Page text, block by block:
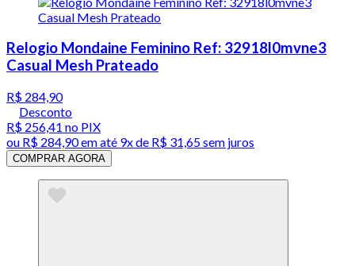
Relogio Mondaine Feminino Ref: 32918l0mvne3
Casual Mesh Prateado
R$ 284,90
Desconto
R$ 256,41 no PIX
ou R$ 284,90em até 9x de R$ 31,65 sem juros
COMPRAR AGORA